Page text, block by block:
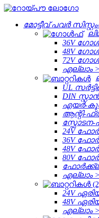
മോട്ടീവ് പവർ
36V
48V
72V
എല്ലാം
UL
DIN
എയർ-
ആന്റി-
സ്ഫോടന-
24V
36V
48V
80V
എല്ലാം
24V
48V
എല്ലാം